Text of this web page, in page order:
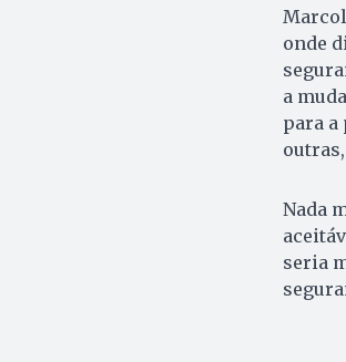
onde
a
para a
Nada
seria